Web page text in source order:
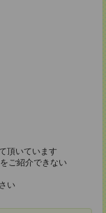
頂いています
ご紹介できない
い